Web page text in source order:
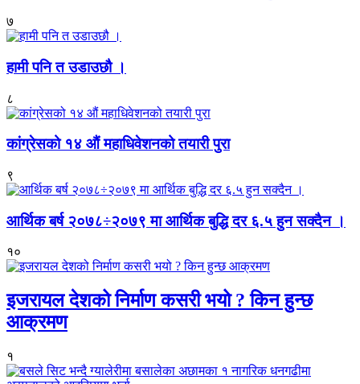
७
हामी पनि त उडाउछौ ।
८
कांग्रेसको १४ औं महाधिवेशनको तयारी पुरा
९
आर्थिक बर्ष २०७८÷२०७९ मा आर्थिक बुद्धि दर ६.५ हुन सक्दैन ।
१०
इजरायल देशको निर्माण कसरी भयो ? किन हुन्छ
आक्रमण
१